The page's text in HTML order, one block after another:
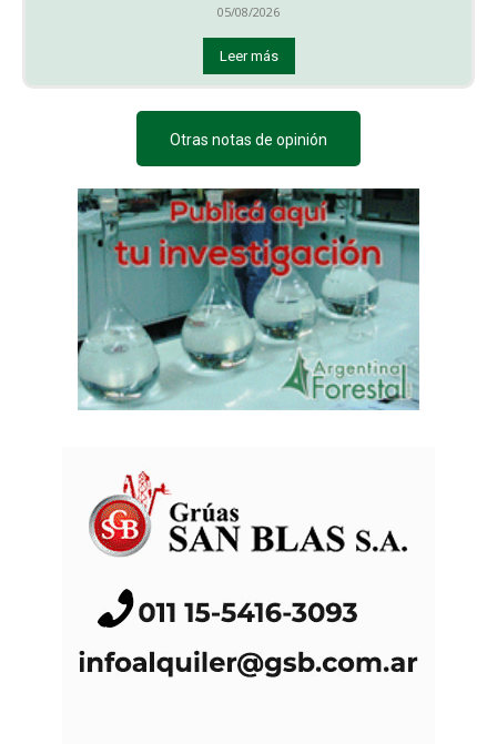
05/08/2026
Leer más
Otras notas de opinión